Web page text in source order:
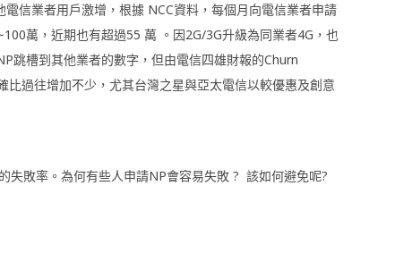
電信業者用戶激增，根據 NCC資料，每個月向電信業者申請
萬，近期也有超過55 萬 。因2G/3G升級為同業者4G，也
跳槽到其他業者的數字，但由電信四雄財報的Churn
過往增加不少，尤其台灣之星與亞太電信以較優惠及創意
失敗率。為何有些人申請NP會容易失敗 ? 該如何避免呢?